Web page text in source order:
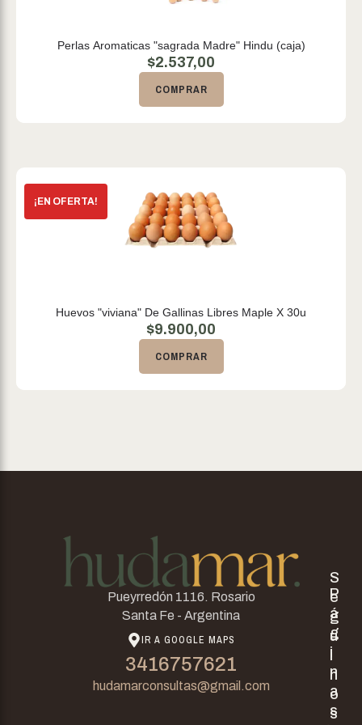
Perlas Aromaticas "sagrada Madre" Hindu (caja)
$2.537,00
COMPRAR
Huevos "viviana" De Gallinas Libres Maple X 30u
$9.900,00
COMPRAR
Pueyrredón 1116. Rosario
Santa Fe - Argentina
IR A GOOGLE MAPS
3416757621
hudamarconsultas@gmail.com
P
á
g
i
n
a
s
S
e
g
u
n
o
s